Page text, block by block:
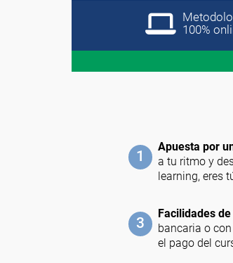
100%
1
Apuesta por
a tu ritmo y
learning, eres
3
Facilidades
bancaria o
el pago del